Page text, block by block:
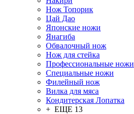
Нож Топорик
Цай Дао
Японские ножи
Янагиба
Обвалочный нож
Нож для стейка
Профессиональные ножи
Специальные ножи
Филейный нож
Вилка для мяса
Кондитерская Лопатка
+ ЕЩЕ 13